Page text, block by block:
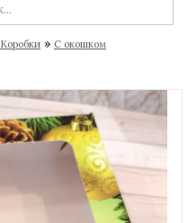
Коробки » С окошком